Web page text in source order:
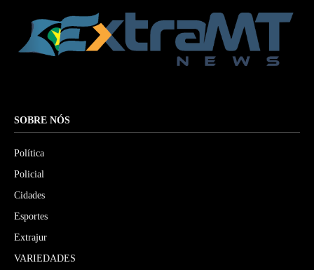
SOBRE NÓS
Política
Policial
Cidades
Esportes
Extrajur
VARIEDADES